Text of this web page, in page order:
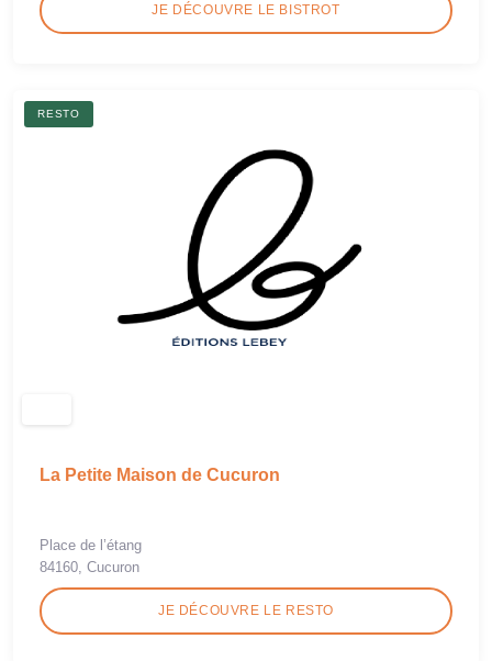
JE DÉCOUVRE LE BISTROT
RESTO
La Petite Maison de Cucuron
Place de l’étang
84160, Cucuron
JE DÉCOUVRE LE RESTO